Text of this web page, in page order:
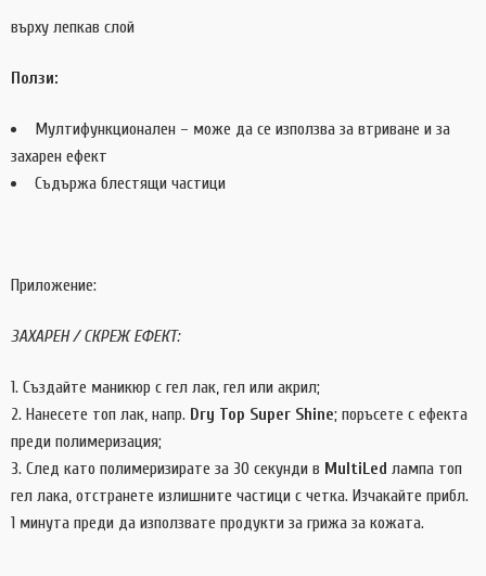
върху лепкав слой
Ползи:
Мултифункционален – може да се използва за втриване и за
захарен ефект
Съдържа блестящи частици
Приложение:
ЗАХАРЕН / СКРЕЖ ЕФЕКТ:
Създайте маникюр с гел лак, гел или акрил;
Нанесете топ лак, напр. Dry Top Super Shine; поръсете с ефекта
преди полимеризация;
След като полимеризирате за 30 секунди в MultiLed лампа топ
гел лака, отстранете излишните частици с четка. Изчакайте прибл.
1 минута преди да използвате продукти за грижа за кожата.